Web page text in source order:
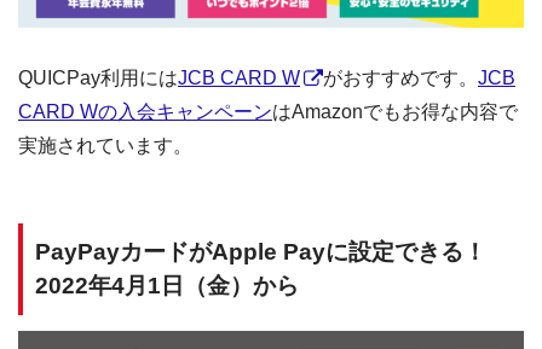
QUICPay利用にはJCB CARD W がおすすめです。 JCB
CARD Wの入会キャンペーンはAmazonでもお得な内容で
実施されています。
PayPayカードがApple Payに設定できる！
2022年4月1日（金）から